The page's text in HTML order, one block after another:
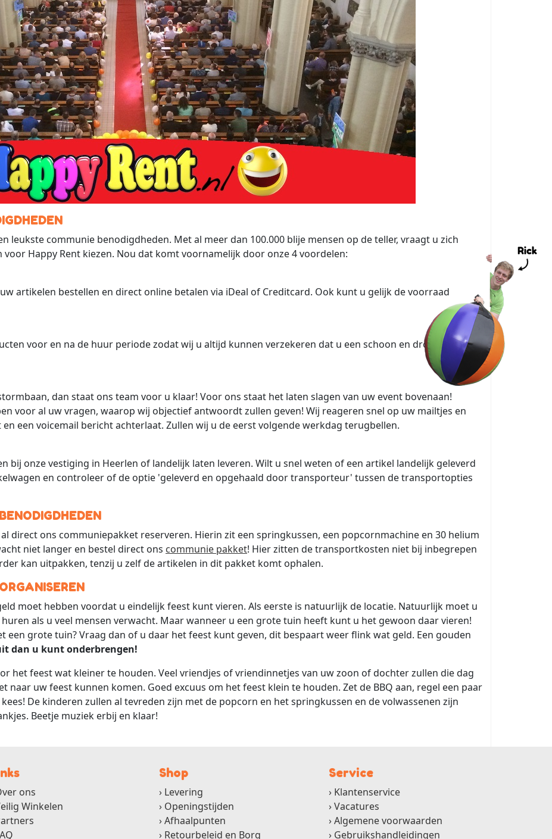
leukste communie benodigdheden. Met al meer dan 100.000 blije mensen op de teller, vraagt u zich
Happy Rent kiezen. Nou dat komt voornamelijk door onze 4 voordelen:
artikelen bestellen en direct online betalen via iDeal of Creditcard. Ook kunt u gelijk de voorraad
voor en na de huur periode zodat wij u altijd kunnen verzekeren dat u een schoon en droog artikel
dan staat ons team voor u klaar! Voor ons staat het laten slagen van uw event bovenaan!
voor al uw vragen, waarop wij objectief antwoordt zullen geven! Wij reageren snel op uw mailtjes en
een voicemail bericht achterlaat. Zullen wij u de eerst volgende werkdag terugbellen.
bij onze vestiging in Heerlen of landelijk laten leveren. Wilt u snel weten of een artikel landelijk geleverd
en controleer of de optie 'geleverd en opgehaald door transporteur' tussen de transportopties
direct ons communiepakket reserveren. Hierin zit een springkussen, een popcornmachine en 30 helium
niet langer en bestel direct ons communie pakket! Hier zitten de transportkosten niet bij inbegrepen
kan uitpakken, tenzij u zelf de artikelen in dit pakket komt ophalen.
moet hebben voordat u eindelijk feest kunt vieren. Als eerste is natuurlijk de locatie. Natuurlijk moet u
als u veel mensen verwacht. Maar wanneer u een grote tuin heeft kunt u het gewoon daar vieren!
een grote tuin? Vraag dan of u daar het feest kunt geven, dit bespaart weer flink wat geld. Een gouden
dan u kunt onderbrengen!
het feest wat kleiner te houden. Veel vriendjes of vriendinnetjes van uw zoon of dochter zullen die dag
naar uw feest kunnen komen. Goed excuus om het feest klein te houden. Zet de BBQ aan, regel een paar
De kinderen zullen al tevreden zijn met de popcorn en het springkussen en de volwassenen zijn
Beetje muziek erbij en klaar!
ons
Winkelen
Shop
Levering
Openingstijden
Afhaalpunten
Retourbeleid en Borg
Service
Klantenservice
Vacatures
Algemene voorwaarden
Gebruikshandleidingen